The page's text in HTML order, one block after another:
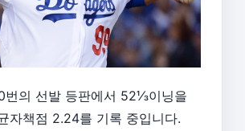
번의 선발 등판에서 52⅓이닝을
자책점 2.24를 기록 중입니다.